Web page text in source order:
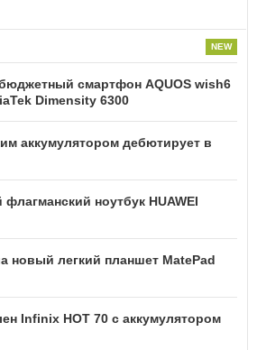
смартфон AQUOS wish6
Dimensity 6300
аккумулятором дебютирует в
ноутбук HUAWEI
новый легкий планшет MatePad
Infinix HOT 70 с аккумулятором